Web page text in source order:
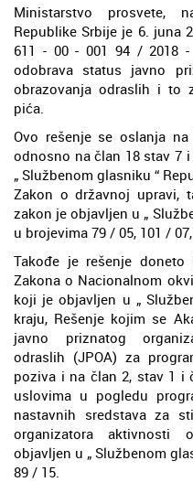
Ministarstvo prosvete,
Republike Srbije je 6. juna
611 - 00 - 001 94 / 2018
odobrava status javno
obrazovanja odraslih i to
pića.
Ovo rešenje se oslanja
odnosno na član 18 stav 7
„ Službenom glasniku “
Zakon o državnoj upravi,
zakon je objavljen u „
u brojevima 79 / 05, 101 /
Takođe je rešenje
Zakona o Nacionalnom
koji je objavljen u „
kraju, Rešenje kojim se
javno priznatog
odraslih (JPOA) za
poziva i na član 2, stav 1 i
uslovima u pogledu
nastavnih sredstava za
organizatora aktivnosti
objavljen u „ Službenom
89 / 15.